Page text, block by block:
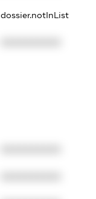
dossier.notInList